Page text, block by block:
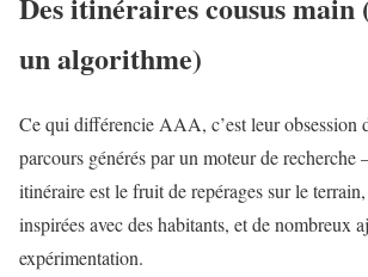
un algorithme)
Ce qui différencie AAA, c’est leur obsession
parcours générés par un moteur de
itinéraire est le fruit de repérages sur le
inspirées avec des habitants, et de nombreux
expérimentation.